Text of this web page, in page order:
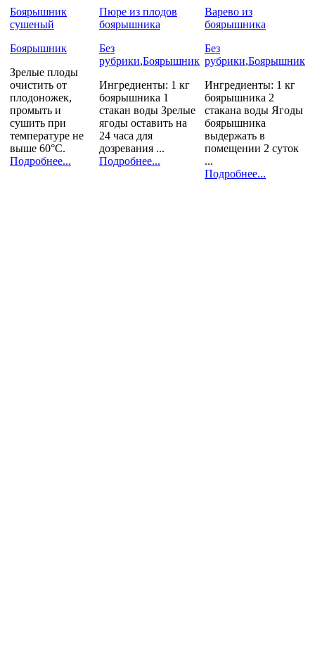
Боярышник
сушеный
Боярышник
Зрелые плоды
очистить от
плодоножек,
промыть и
сушить при
температуре не
выше 60°С.
Подробнее...
Пюре из плодов
боярышника
Без
рубрики,Боярышник
Ингредиенты: 1 кг
боярышника 1
стакан воды Зрелые
ягоды оставить на
24 часа для
дозревания ...
Подробнее...
Варево из
боярышника
Без
рубрики,Боярышник
Ингредиенты: 1 кг
боярышника 2
стакана воды Ягоды
боярышника
выдержать в
помещении 2 суток
...
Подробнее...